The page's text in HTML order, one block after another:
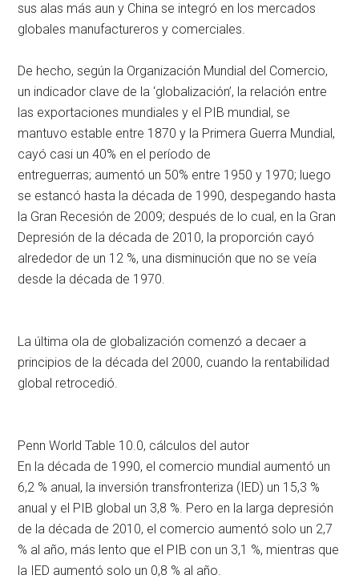
sus alas más aun y China se integró en los mercados
globales manufactureros y comerciales.
De hecho, según la Organización Mundial del Comercio,
un indicador clave de la ‘globalización’, la relación entre
las exportaciones mundiales y el PIB mundial, se
mantuvo estable entre 1870 y la Primera Guerra Mundial,
cayó casi un 40% en el período de
entreguerras; aumentó un 50% entre 1950 y 1970; luego
se estancó hasta la década de 1990, despegando hasta
la Gran Recesión de 2009; después de lo cual, en la Gran
Depresión de la década de 2010, la proporción cayó
alrededor de un 12 %, una disminución que no se veía
desde la década de 1970.
La última ola de globalización comenzó a decaer a
principios de la década del 2000, cuando la rentabilidad
global retrocedió.
Penn World Table 10.0, cálculos del autor
En la década de 1990, el comercio mundial aumentó un
6,2 % anual, la inversión transfronteriza (IED) un 15,3 %
anual y el PIB global un 3,8 %. Pero en la larga depresión
de la década de 2010, el comercio aumentó solo un 2,7
% al año, más lento que el PIB con un 3,1 %, mientras que
la IED aumentó solo un 0,8 % al año.